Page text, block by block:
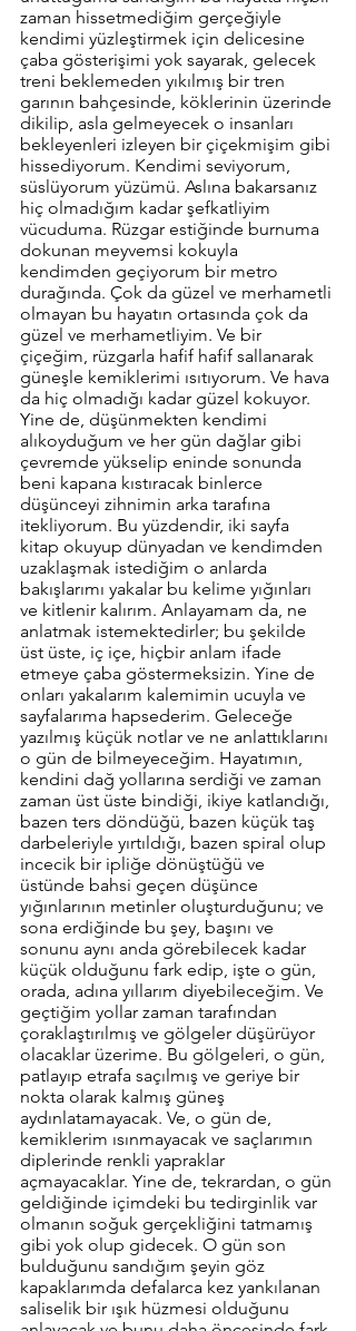
zaman hissetmediğim gerçeğiyle
kendimi yüzleştirmek için delicesine
çaba gösterişimi yok sayarak, gelecek
treni beklemeden yıkılmış bir tren
garının bahçesinde, köklerinin üzerinde
dikilip, asla gelmeyecek o insanları
bekleyenleri izleyen bir çiçekmişim gibi
hissediyorum. Kendimi seviyorum,
süslüyorum yüzümü. Aslına bakarsanız
hiç olmadığım kadar şefkatliyim
vücuduma. Rüzgar estiğinde burnuma
dokunan meyvemsi kokuyla
kendimden geçiyorum bir metro
durağında. Çok da güzel ve merhametli
olmayan bu hayatın ortasında çok da
güzel ve merhametliyim. Ve bir
çiçeğim, rüzgarla hafif hafif sallanarak
güneşle kemiklerimi ısıtıyorum. Ve hava
da hiç olmadığı kadar güzel kokuyor.
Yine de, düşünmekten kendimi
alıkoyduğum ve her gün dağlar gibi
çevremde yükselip eninde sonunda
beni kapana kıstıracak binlerce
düşünceyi zihnimin arka tarafına
itekliyorum. Bu yüzdendir, iki sayfa
kitap okuyup dünyadan ve kendimden
uzaklaşmak istediğim o anlarda
bakışlarımı yakalar bu kelime yığınları
ve kitlenir kalırım. Anlayamam da, ne
anlatmak istemektedirler; bu şekilde
üst üste, iç içe, hiçbir anlam ifade
etmeye çaba göstermeksizin. Yine de
onları yakalarım kalemimin ucuyla ve
sayfalarıma hapsederim. Geleceğe
yazılmış küçük notlar ve ne anlattıklarını
o gün de bilmeyeceğim. Hayatımın,
kendini dağ yollarına serdiği ve zaman
zaman üst üste bindiği, ikiye katlandığı,
bazen ters döndüğü, bazen küçük taş
darbeleriyle yırtıldığı, bazen spiral olup
incecik bir ipliğe dönüştüğü ve
üstünde bahsi geçen düşünce
yığınlarının metinler oluşturduğunu; ve
sona erdiğinde bu şey, başını ve
sonunu aynı anda görebilecek kadar
küçük olduğunu fark edip, işte o gün,
orada, adına yıllarım diyebileceğim. Ve
geçtiğim yollar zaman tarafından
çoraklaştırılmış ve gölgeler düşürüyor
olacaklar üzerime. Bu gölgeleri, o gün,
patlayıp etrafa saçılmış ve geriye bir
nokta olarak kalmış güneş
aydınlatamayacak. Ve, o gün de,
kemiklerim ısınmayacak ve saçlarımın
diplerinde renkli yapraklar
açmayacaklar. Yine de, tekrardan, o gün
geldiğinde içimdeki bu tedirginlik var
olmanın soğuk gerçekliğini tatmamış
gibi yok olup gidecek. O gün son
bulduğunu sandığım şeyin göz
kapaklarımda defalarca kez yankılanan
saliselik bir ışık hüzmesi olduğunu